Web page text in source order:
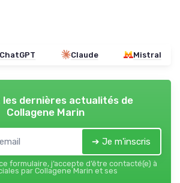
ChatGPT Claude Mistral
les dernières actualités de
Collagene Marin
➔ Je m'inscris
formulaire, j’accepte d’être contacté(e) à
par Collagene Marin et ses